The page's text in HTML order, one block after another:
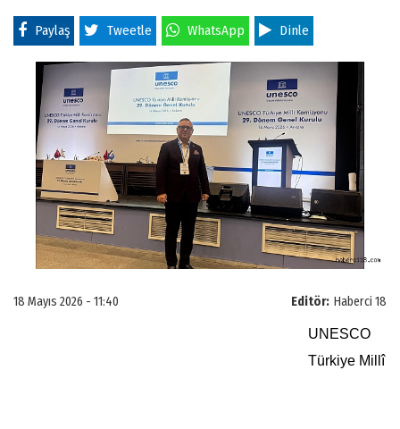
Paylaş Tweetle WhatsApp Dinle
Editör: Haberci 18
18 Mayıs 2026 - 11:40
UNESCO
Türkiye Millî